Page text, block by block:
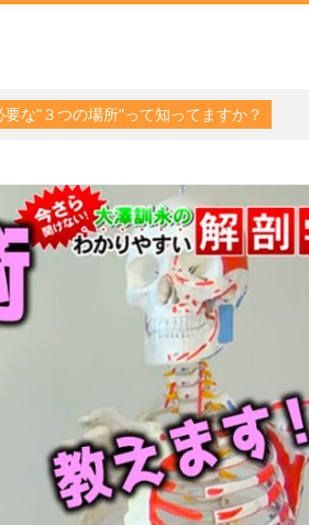
な"３つの場所"って知ってますか？